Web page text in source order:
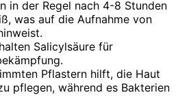
in der Regel nach 4-8 Stunden
was auf die Aufnahme von
Salicylsäure für
Pflastern hilft, die Haut
pflegen, während es Bakterien